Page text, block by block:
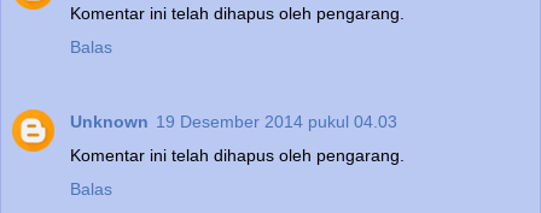
Komentar ini telah dihapus oleh pengarang.
Balas
Unknown 19 Desember 2014 pukul 04.03
Komentar ini telah dihapus oleh pengarang.
Balas